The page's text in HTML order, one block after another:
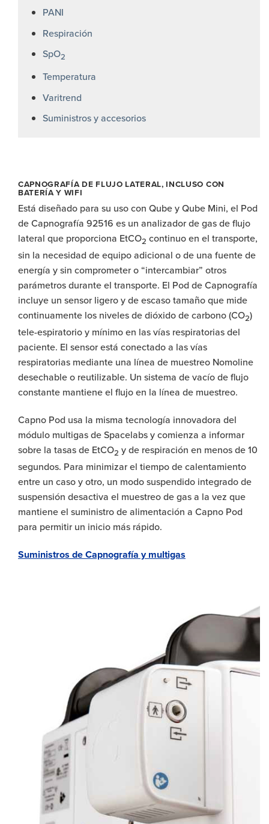
PANI
Respiración
SpO2
Temperatura
Varitrend
Suministros y accesorios
CAPNOGRAFÍA DE FLUJO LATERAL, INCLUSO CON
BATERÍA Y WIFI
Está diseñado para su uso con Qube y Qube Mini, el Pod
de Capnografía 92516 es un analizador de gas de flujo
lateral que proporciona EtCO2 continuo en el transporte,
sin la necesidad de equipo adicional o de una fuente de
energía y sin comprometer o “intercambiar” otros
parámetros durante el transporte. El Pod de Capnografía
incluye un sensor ligero y de escaso tamaño que mide
continuamente los niveles de dióxido de carbono (CO2)
tele-espiratorio y mínimo en las vías respiratorias del
paciente. El sensor está conectado a las vías
respiratorias mediante una línea de muestreo Nomoline
desechable o reutilizable. Un sistema de vacío de flujo
constante mantiene el flujo en la línea de muestreo.
Capno Pod usa la misma tecnología innovadora del
módulo multigas de Spacelabs y comienza a informar
sobre la tasas de EtCO2 y de respiración en menos de 10
segundos. Para minimizar el tiempo de calentamiento
entre un caso y otro, un modo suspendido integrado de
suspensión desactiva el muestreo de gas a la vez que
mantiene el suministro de alimentación a Capno Pod
para permitir un inicio más rápido.
Suministros de Capnografía y multigas